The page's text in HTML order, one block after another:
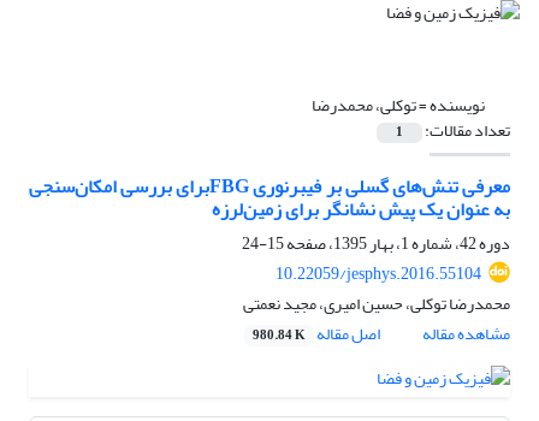
نویسنده =توکلی، محمدرضا
تعداد مقالات: 1
معرفی تنش‌های گسلی بر فیبرنوری FBGبرای بررسی امکان‌سنجی
به عنوان یک پیش نشانگر برای زمین‌لرزه
دوره 42، شماره 1، بهار 1395، صفحه
15-24
10.22059/jesphys.2016.55104
محمدرضا توکلی، حسین امیری، مجید نعمتی
مشاهده مقاله
اصل مقاله 980.84 K